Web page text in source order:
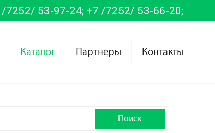
/7252/ 53-97-24; +7 /7252/ 53-66-20;
Каталог Партнеры Контакты